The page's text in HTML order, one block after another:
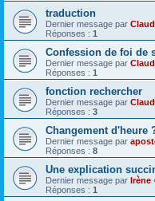
traduction
Dernier message par
Réponses : 1
Confession de foi de
Dernier message par
Réponses : 1
fonction rechercher
Dernier message par
Réponses : 3
Changement d'heure
Dernier message par
Réponses : 8
Une explication
Dernier message par Irène
Réponses : 1